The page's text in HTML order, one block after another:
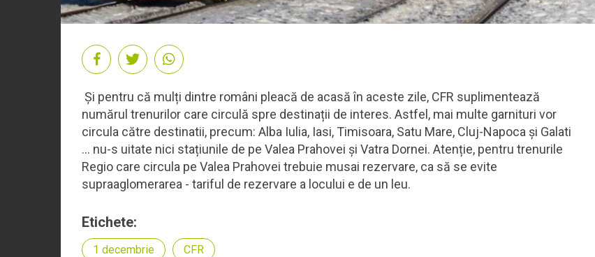
Și pentru că mulți dintre români pleacă de acasă în aceste zile, CFR suplimentează
numărul trenurilor care circulă spre destinații de interes. Astfel, mai multe garnituri vor
circula către destinatii, precum: Alba Iulia, Iasi, Timisoara, Satu Mare, Cluj-Napoca și Galati
… nu-s uitate nici stațiunile de pe Valea Prahovei și Vatra Dornei. Atenție, pentru trenurile
Regio care circula pe Valea Prahovei trebuie musai rezervare, ca să se evite
supraaglomerarea - tariful de rezervare a locului e de un leu.
Etichete:
1 decembrie CFR